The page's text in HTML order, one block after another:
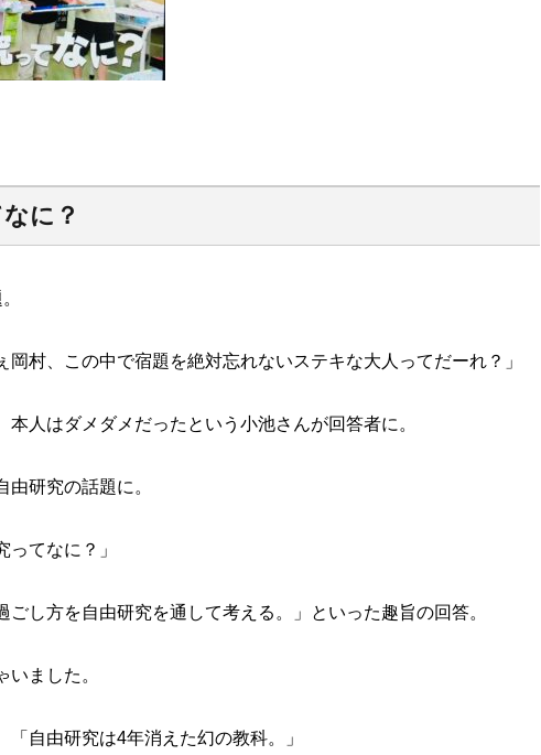
に？
岡村、この中で宿題を絶対忘れないステキな大人ってだーれ？」
本人はダメダメだったという小池さんが回答者に。
由研究の話題に。
てなに？」
ごし方を自由研究を通して考える。」といった趣旨の回答。
いました。
「自由研究は4年消えた幻の教科。」